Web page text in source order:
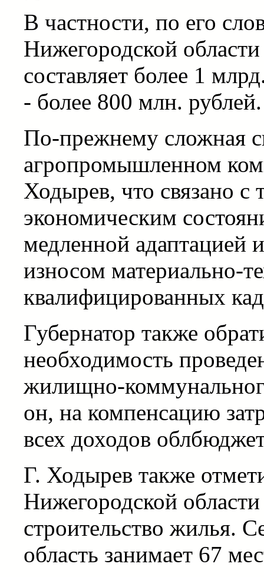
В частности, по его
Нижегородской
составляет более 1
- более 800 млн. рублей.
По-прежнему сложная
агропромышленном
Ходырев, что связано
экономическим
медленной
износом материально-
квалифицированных
Губернатор также
необходимость
жилищно-
он, на компенсацию
всех доходов
Г. Ходырев также
Нижегородской
строительство жилья.
область занимает 67